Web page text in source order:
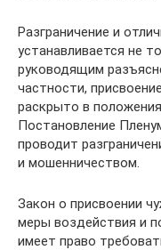
Разграничение и
устанавливается не
руководящим
частности,
раскрыто в
Постановление
проводит
и мошенничеством.
Закон о присвоении
меры воздействия и
имеет право